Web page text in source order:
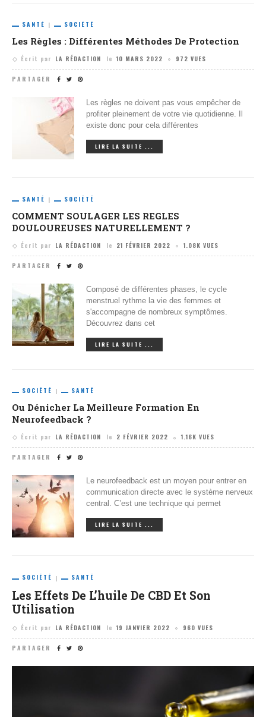
SANTÉ SOCIÉTÉ
Les Règles : Différentes Méthodes De Protection
Écrit par LA RÉDACTION le 10 MARS 2022 972 VUES
PARTAGER
Les règles ne doivent pas vous empêcher de
profiter pleinement de votre vie quotidienne. Il
existe donc pour cela différentes
LIRE LA SUITE ...
SANTÉ SOCIÉTÉ
COMMENT SOULAGER LES REGLES
DOULOUREUSES NATURELLEMENT ?
Écrit par LA RÉDACTION le 21 FÉVRIER 2022 1.08K VUES
PARTAGER
Composé de différentes phases, le cycle
menstruel rythme la vie des femmes et
s'accompagne de nombreux symptômes.
Découvrez dans cet
LIRE LA SUITE ...
SOCIÉTÉ SANTÉ
Ou Dénicher La Meilleure Formation En
Neurofeedback ?
Écrit par LA RÉDACTION le 2 FÉVRIER 2022 1.16K VUES
PARTAGER
Le neurofeedback est un moyen pour entrer en
communication directe avec le système nerveux
central. C’est une technique qui permet
LIRE LA SUITE ...
SOCIÉTÉ SANTÉ
Les Effets De L’huile De CBD Et Son
Utilisation
Écrit par LA RÉDACTION le 19 JANVIER 2022 960 VUES
PARTAGER